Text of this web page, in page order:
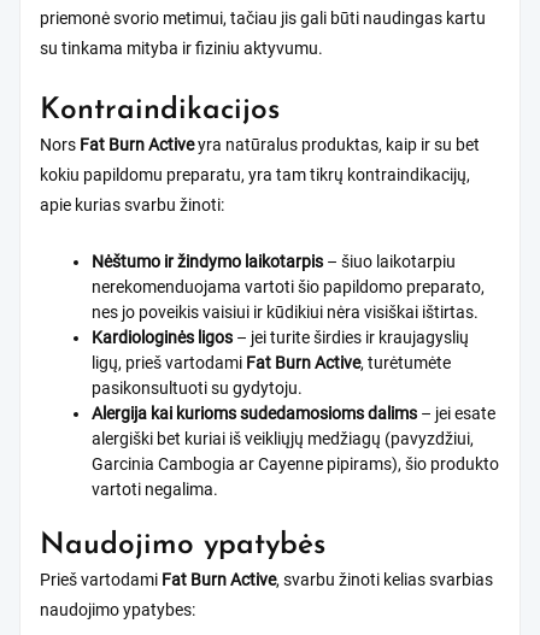
priemonė svorio metimui, tačiau jis gali būti naudingas kartu
su tinkama mityba ir fiziniu aktyvumu.
Kontraindikacijos
Nors Fat Burn Activeyra natūralus produktas, kaip ir su bet
kokiu papildomu preparatu, yra tam tikrų kontraindikacijų,
apie kurias svarbu žinoti:
Nėštumo ir žindymo laikotarpis – šiuo laikotarpiu
nerekomenduojama vartoti šio papildomo preparato,
nes jo poveikis vaisiui ir kūdikiui nėra visiškai ištirtas.
Kardiologinės ligos – jei turite širdies ir kraujagyslių
ligų, prieš vartodami Fat Burn Active, turėtumėte
pasikonsultuoti su gydytoju.
Alergija kai kurioms sudedamosioms dalims – jei esate
alergiški bet kuriai iš veikliųjų medžiagų (pavyzdžiui,
Garcinia Cambogia ar Cayenne pipirams), šio produkto
vartoti negalima.
Naudojimo ypatybės
Prieš vartodami Fat Burn Active, svarbu žinoti kelias svarbias
naudojimo ypatybes: